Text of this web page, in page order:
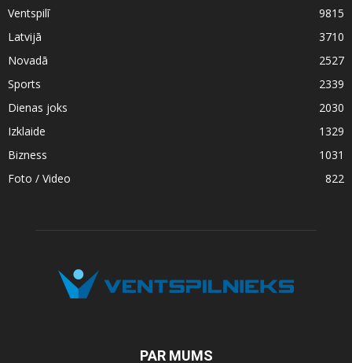
Ventspilī
9815
Latvijā
3710
Novadā
2527
Sports
2339
Dienas joks
2030
Izklaide
1329
Bizness
1031
Foto / Video
822
PAR MUMS